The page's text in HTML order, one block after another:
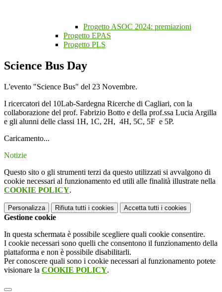
Progetto ASOC 2024: premiazioni
Progetto EPAS
Progetto PLS
Science Bus Day
L'evento "Science Bus" del 23 Novembre.
I ricercatori del 10Lab-Sardegna Ricerche di Cagliari, con la
collaborazione del prof. Fabrizio Botto e della prof.ssa Lucia Argilla
e gli alunni delle classi 1H, 1C, 2H, 4H, 5C, 5F e 5P.
Caricamento...
Notizie
Questo sito o gli strumenti terzi da questo utilizzati si avvalgono di
cookie necessari al funzionamento ed utili alle finalità illustrate nella
COOKIE POLICY.
Personalizza Rifiuta tutti i cookies Accetta tutti i cookies
Gestione cookie
In questa schermata è possibile scegliere quali cookie consentire.
I cookie necessari sono quelli che consentono il funzionamento della
piattaforma e non è possibile disabilitarli.
Per conoscere quali sono i cookie necessari al funzionamento potete
visionare la COOKIE POLICY.